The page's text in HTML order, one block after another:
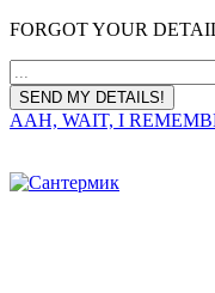
FORGOT YOUR
AAH, WAIT, I